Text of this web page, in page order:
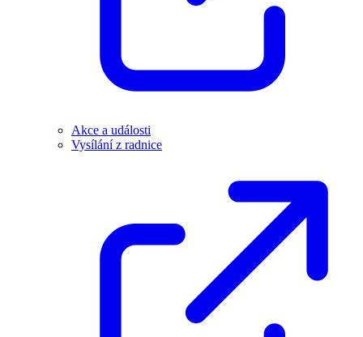
Akce a události
Vysílání z radnice